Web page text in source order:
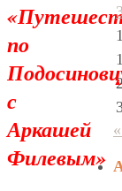
по
с
Аркашей
Филевым»